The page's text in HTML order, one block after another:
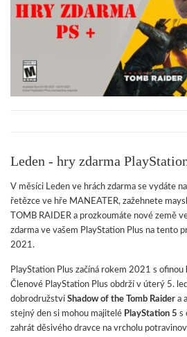
Leden - hry zdarma
V měsíci Leden ve hrách zdarma se vydáte
řetězce ve hře MANEATER, zažehnete
TOMB RAIDER a prozkoumáte nové země
zdarma ve vašem PlayStation Plus na tento
2021.
PlayStation Plus začíná rokem 2021 s ofinou
Členové PlayStation Plus obdrží v úterý 5.
dobrodružství Shadow of the Tomb Raider a
stejný den si mohou majitelé PlayStation 5 s
zahrát děsivého dravce na vrcholu